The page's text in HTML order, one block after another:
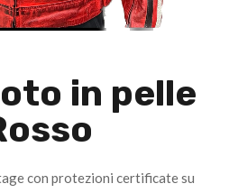
in pelle
con protezioni certificate su